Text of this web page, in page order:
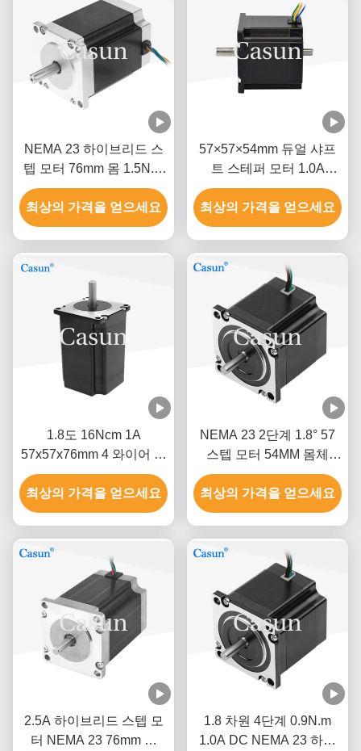
NEMA 23 하이브리드 스
텝 모터 76mm 몸 1.5N.M
CNC 기계
최상의 가격을 얻으세요
57×57×54mm 듀얼 샤프
트 스테퍼 모터 1.0A
0.9N.m NEMA 23 정밀 기
기
최상의 가격을 얻으세요
1.8도 16Ncm 1A
57x57x76mm 4 와이어 스
테이퍼 모터 Nema 23 기
계 자동화
최상의 가격을 얻으세요
NEMA 23 2단계 1.8° 57
스텝 모터 54MM 몸체
2.8A 섬유 기계
최상의 가격을 얻으세요
2.5A 하이브리드 스텝 모
터 NEMA 23 76mm 몸
1.8 차원 4단계 0.9N.m
1.0A DC NEMA 23 하이